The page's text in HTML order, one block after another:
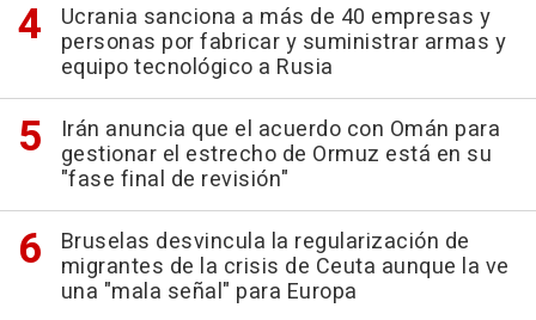
Ucrania sanciona a más de 40 empresas y
personas por fabricar y suministrar armas y
equipo tecnológico a Rusia
Irán anuncia que el acuerdo con Omán para
gestionar el estrecho de Ormuz está en su
"fase final de revisión"
Bruselas desvincula la regularización de
migrantes de la crisis de Ceuta aunque la ve
una "mala señal" para Europa